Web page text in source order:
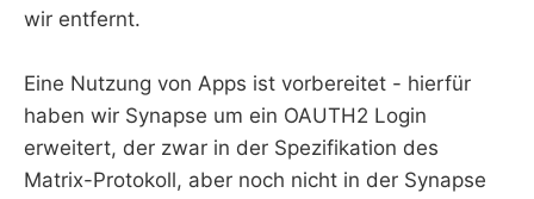
wir entfernt.
Eine Nutzung von Apps ist vorbereitet - hierfür
haben wir Synapse um ein OAUTH2 Login
erweitert, der zwar in der Spezifikation des
Matrix-Protokoll, aber noch nicht in der Synapse